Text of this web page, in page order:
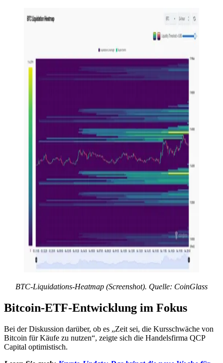
BTC-Liquidations-Heatmap (Screenshot). Quelle: CoinGlass
Bitcoin-ETF-Entwicklung im Fokus
Bei der Diskussion darüber, ob es „Zeit sei, die Kursschwäche von
Bitcoin für Käufe zu nutzen“, zeigte sich die Handelsfirma QCP
Capital optimistisch.